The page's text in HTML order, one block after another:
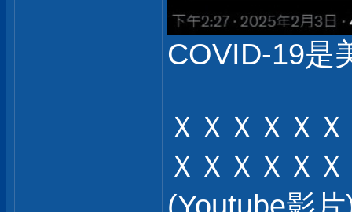
COVID-19是
ＸＸＸＸＸ
ＸＸＸＸＸ